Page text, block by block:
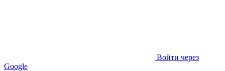
Войти через
Google